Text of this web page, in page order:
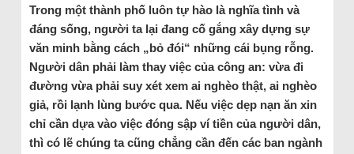
Trong một thành phố luôn tự hào là nghĩa tình và
đáng sống, người ta lại đang cố gắng xây dựng sự
văn minh bằng cách „bỏ đói“ những cái bụng rỗng.
Người dân phải làm thay việc của công an: vừa đi
đường vừa phải suy xét xem ai nghèo thật, ai nghèo
giả, rồi lạnh lùng bước qua. Nếu việc dẹp nạn ăn xin
chỉ cần dựa vào việc đóng sập ví tiền của người dân,
thì có lẽ chúng ta cũng chẳng cần đến các ban ngành